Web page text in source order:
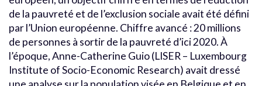
de la pauvreté et de l’exclusion sociale avait été défini
par l’Union européenne. Chiffre avancé : 20 millions
de personnes à sortir de la pauvreté d’ici 2020. À
l’époque, Anne-Catherine Guio (LISER – Luxembourg
Institute of Socio-Economic Research) avait dressé